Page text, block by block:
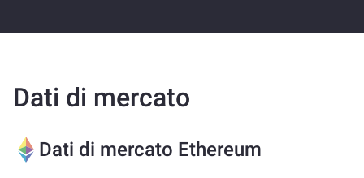
Dati di mercato
Dati di mercato Ethereum